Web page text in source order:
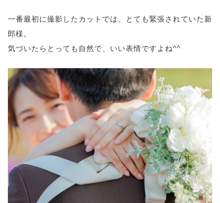
一番最初に撮影したカットでは、とても緊張されていた新
郎様。
気づいたらとっても自然で、いい表情ですよね^^